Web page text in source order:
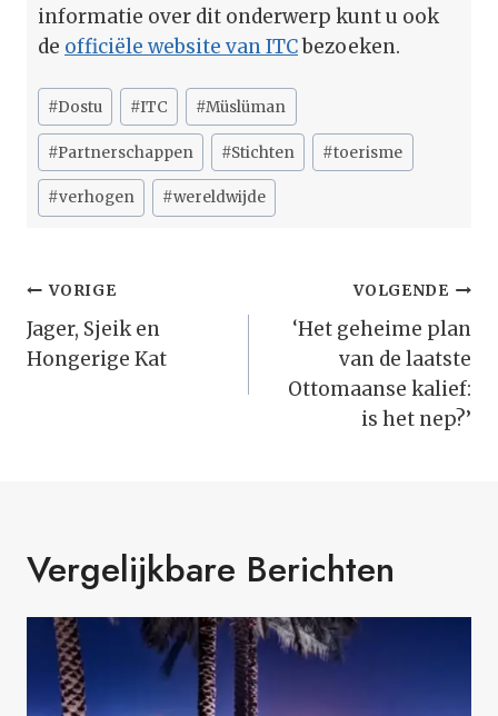
informatie over dit onderwerp kunt u ook
de officiële website van ITCbezoeken.
Bericht
tags:
#Dostu #ITC #Müslüman
#Partnerschappen #Stichten #toerisme
#verhogen #wereldwijde
Bericht
Navigatie
VORIGE
Jager, Sjeik en
Hongerige Kat
VOLGENDE
‘Het geheime plan
van de laatste
Ottomaanse kalief:
is het nep?’
Vergelijkbare Berichten